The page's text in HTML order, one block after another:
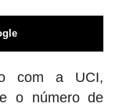
com a UCI,
o número de